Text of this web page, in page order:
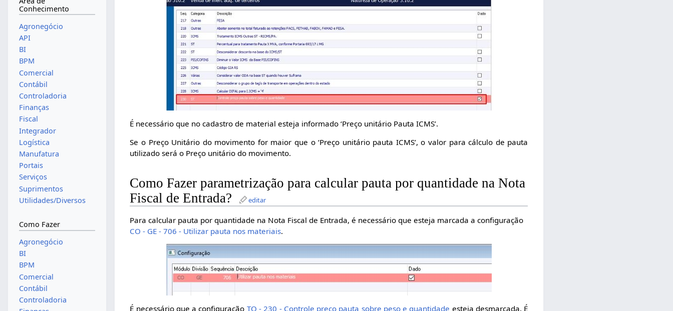
É necessário que no cadastro de material esteja informado ‘Preço unitário Pauta ICMS’.
Se o Preço Unitário do movimento for maior que o ‘Preço unitário pauta ICMS’, o valor para cálculo de pauta
utilizado será o Preço unitário do movimento.
Como Fazer parametrização para calcular pauta por quantidade na Nota
Fiscal de Entrada?
editar
Para calcular pauta por quantidade na Nota Fiscal de Entrada, é necessário que esteja marcada a configuração
CO - GE - 706 - Utilizar pauta nos materiais.
É necessário que a configuração TO - 230 - Controle preço pauta sobre peso e quantidade esteja desmarcada. É
Conhecimento
Agronegócio
API
BI
BPM
Comercial
Contábil
Controladoria
Finanças
Fiscal
Integrador
Logística
Manufatura
Portais
Serviços
Suprimentos
Utilidades/Diversos
Como Fazer
Agronegócio
BI
BPM
Comercial
Contábil
Controladoria